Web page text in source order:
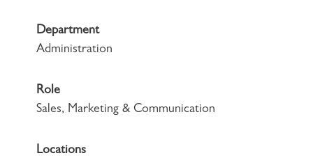
Department
Administration
Role
Sales, Marketing & Communication
Locations